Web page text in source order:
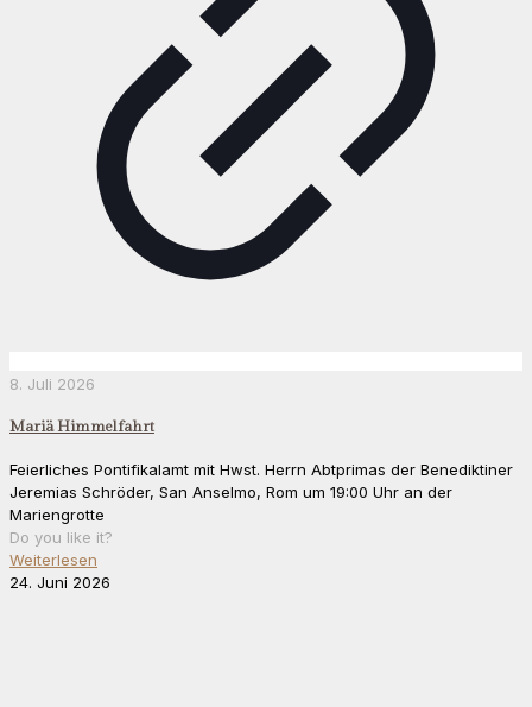
8. Juli 2026
Mariä Himmelfahrt
Feierliches Pontifikalamt mit Hwst. Herrn Abtprimas der Benediktiner
Jeremias Schröder, San Anselmo, Rom um 19:00 Uhr an der
Mariengrotte
Do you like it?
Weiterlesen
24. Juni 2026